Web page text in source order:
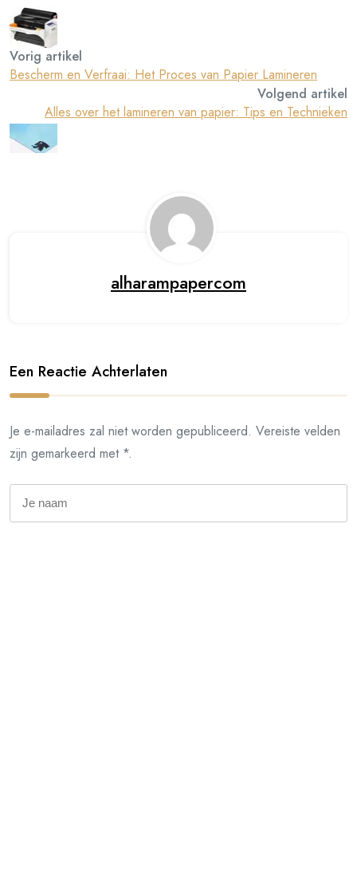
Vorig artikel
Bescherm en Verfraai: Het Proces van Papier Lamineren
Volgend artikel
Alles over het lamineren van papier: Tips en Technieken
alharampapercom
Een Reactie Achterlaten
Je e-mailadres zal niet worden gepubliceerd. Vereiste velden
zijn gemarkeerd met *.